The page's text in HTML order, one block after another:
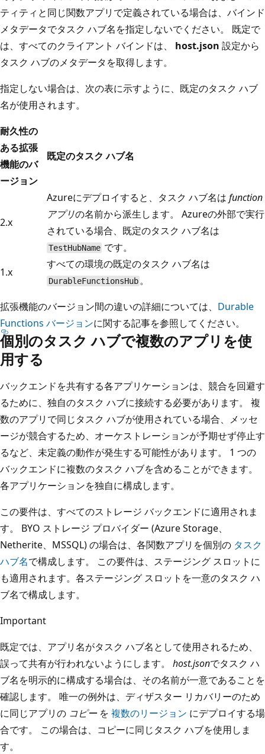
ティティと同じ関数アプリで定義されている場合は、バインド
メタデータでタスク ハブ名を指定しないでください。 既定で
は、すべてのクライアント バインドは、 host.json 設定から
タスク ハブのメタデータを取得します。
指定しない場合は、次の表に示すように、既定のタスク ハブ
名が使用されます。
耐久性の
ある拡張
機能のバ
ージョン
既定のタスク ハブ名
2.x
Azureにデプロイすると、タスク ハブ名は function
アプリの名前から派生します。 Azureの外部で実行
されている場合、既定のタスク ハブ名は
TestHubName です。
1.x
すべての環境の既定のタスク ハブ名は
DurableFunctionsHub 。
拡張機能のバージョン間の違いの詳細については、 Durable
Functions バージョンに関する記事を参照してください。
個別のタスク ハブで複数のアプリを使
用する
バックエンドを共有する各アプリケーションは、競合を回避す
るために、独自のタスク ハブに接続する必要があります。 複
数のアプリで同じタスク ハブが使用されている場合、メッセ
ージが競合するため、オーケストレーションが予期せず停止す
るなど、未定義の動作が発生する可能性があります。 1 つの
バックエンドに複数のタスク ハブを含めることができます。
各アプリケーションを独自に構成します。
この要件は、すべてのストレージ バックエンドに適用されま
す。 BYO ストレージ プロバイダー (Azure Storage、
Netherite、MSSQL) の場合は、各関数アプリを個別の タスク
ハブ名で構成します。 この要件は、ステージング スロットに
も適用されます。各ステージング スロットを一意のタスク ハ
ブ名で構成します。
Important
既定では、アプリ名がタスク ハブ名として使用されるため、
誤って共有が行われないようにします。 host.jsonでタスク ハ
ブ名を明示的に構成する場合は、その名前が一意であることを
確認します。 唯一の例外は、ディザスター リカバリーのため
に同じアプリの コピーを 複数のリージョン にデプロイする場
合です。 この場合は、コピーに同じタスク ハブを使用しま
す。